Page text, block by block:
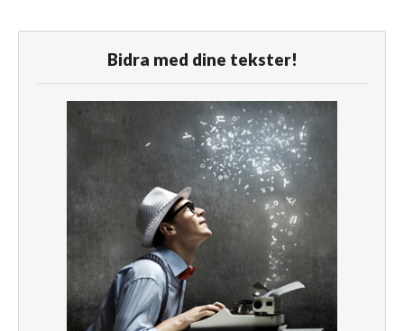
Bidra med dine tekster!